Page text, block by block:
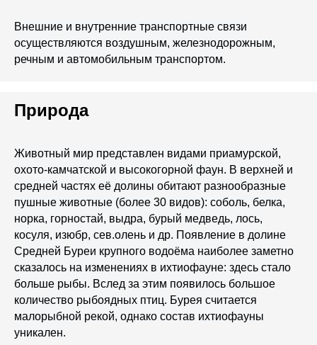
Внешние и внутренние транспортные связи
осуществляются воздушным, железнодорожным,
речным и автомобильным транспортом.
Природа
Животный мир представлен видами приамурской,
охото-камчатской и высокогорной фаун. В верхней и
средней частях её долины обитают разнообразные
пушные животные (более 30 видов): соболь, белка,
норка, горностай, выдра, бурый медведь, лось,
косуля, изюбр, сев.олень и др. Появление в долине
Средней Буреи крупного водоёма наиболее заметно
сказалось на изменениях в ихтиофауне: здесь стало
больше рыбы. Вслед за этим появилось большое
количество рыбоядных птиц. Бурея считается
малорыбной рекой, однако состав ихтиофауны
уникален.